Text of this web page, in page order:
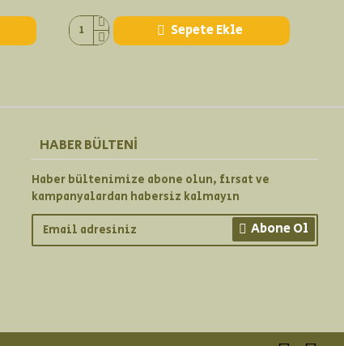
Sepete Ekle
HABER BÜLTENI
Haber bültenimize abone olun, fırsat ve
kampanyalardan habersiz kalmayın
Abone Ol